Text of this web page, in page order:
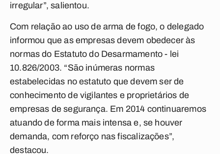
irregular”, salientou.
Com relação ao uso de arma de fogo, o delegado
informou que as empresas devem obedecer às
normas do Estatuto do Desarmamento - lei
10.826/2003. “São inúmeras normas
estabelecidas no estatuto que devem ser de
conhecimento de vigilantes e proprietários de
empresas de segurança. Em 2014 continuaremos
atuando de forma mais intensa e, se houver
demanda, com reforço nas fiscalizações”,
destacou.